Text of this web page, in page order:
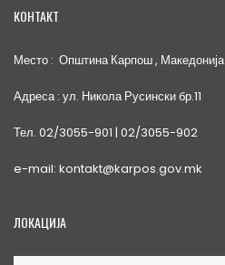
КОНТАКТ
Место : Општина Карпош , Македонија
Адреса : ул. Никола Русински бр.11
Тел. 02/3055-901 | 02/3055-902
e-mail: kontakt@karpos.gov.mk
ЛОКАЦИЈА